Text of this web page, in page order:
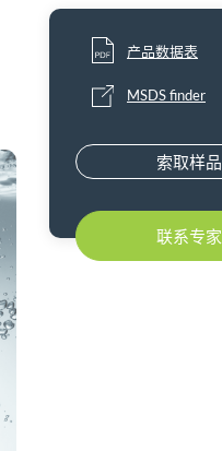
产品数据表
MSDS finder
索取样品
联系专家